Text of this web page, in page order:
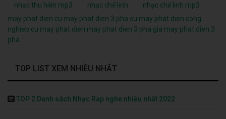
nhạc thu hiền mp3 nhạc chế linh
nhạc chế linh mp3
may phat dien cu may phat dien 3 pha cu may phat dien cong
nghiep cu may phat dien may phat dien 3 pha gia may phat dien 3
pha
TOP LIST XEM NHIỀU NHẤT
TOP 2 Danh sách Nhạc Rap nghe nhiều nhất 2022